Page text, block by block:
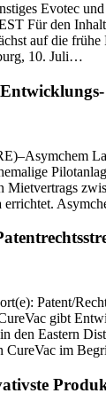
Evotec
Für den
auf die
10. Juli…
Mietvertrags
errichtet.
Patent/
gibt
den Eastern
CureVac im